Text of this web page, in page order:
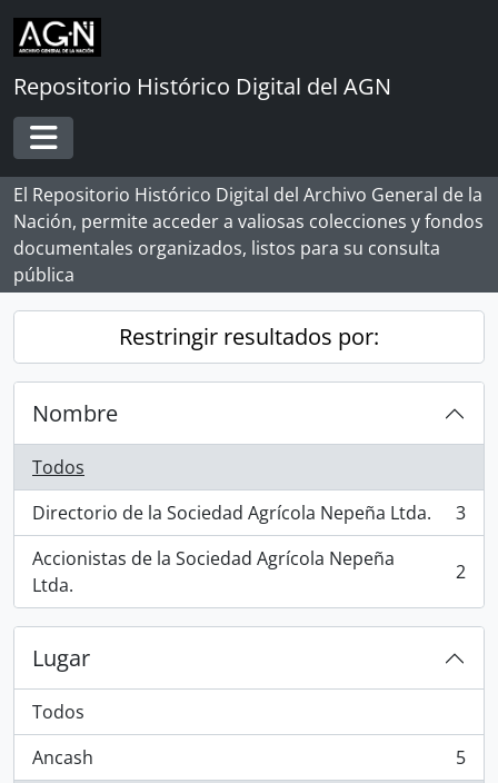
Skip to main content
Repositorio Histórico Digital del AGN
Toggle navigation
El Repositorio Histórico Digital del Archivo General de la
Nación, permite acceder a valiosas colecciones y fondos
documentales organizados, listos para su consulta
pública
Restringir resultados por:
Nombre
Todos
Directorio de la Sociedad Agrícola Nepeña Ltda.
, 3 resultados
3
Accionistas de la Sociedad Agrícola Nepeña
Ltda.
, 2 resultados 2
Lugar
Todos
Ancash
, 5 resultados
5